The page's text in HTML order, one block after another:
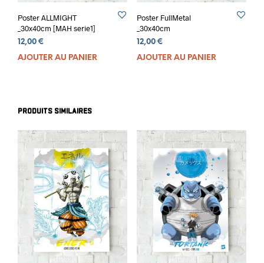
Poster ALLMIGHT
_30x40cm [MAH serie1]
12,00 €
AJOUTER AU PANIER
Poster FullMetal
_30x40cm
12,00 €
AJOUTER AU PANIER
PRODUITS SIMILAIRES